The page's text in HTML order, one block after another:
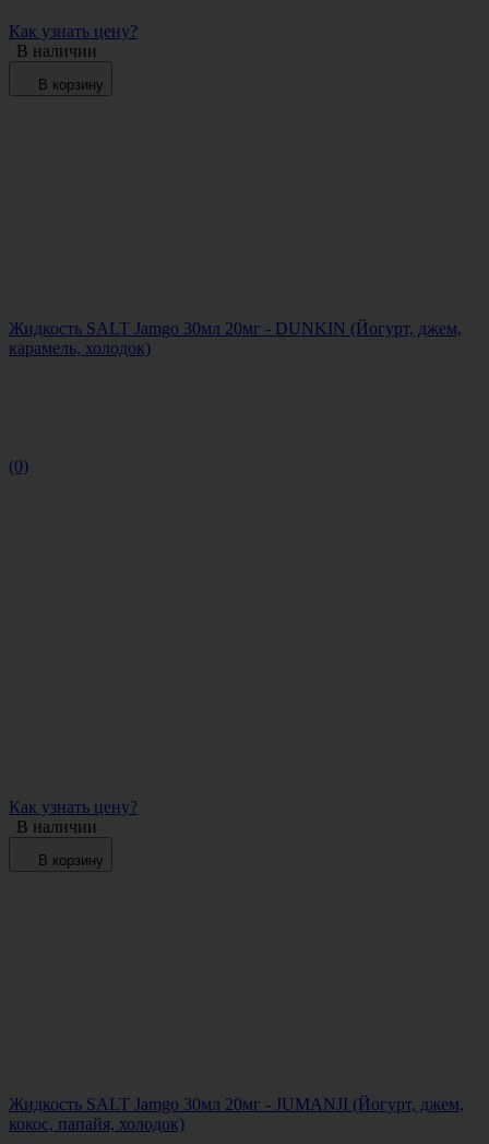
Как узнать цену?
В наличии
В корзину
Жидкость SALT Jamgo 30мл 20мг - DUNKIN (Йогурт, джем,
карамель, холодок)
(0)
Как узнать цену?
В наличии
В корзину
Жидкость SALT Jamgo 30мл 20мг - JUMANJI (Йогурт, джем,
кокос, папайя, холодок)